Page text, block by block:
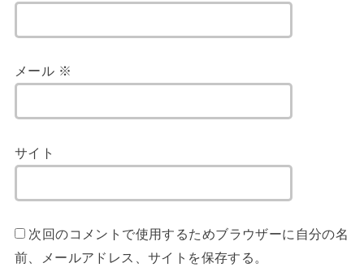
メール ※
サイト
次回のコメントで使用するためブラウザーに自分の名
前、メールアドレス、サイトを保存する。